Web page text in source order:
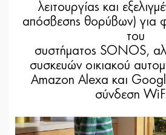
λειτουργίας και
απόσβεσης θορύβων) για
του
συστήματος SONOS,
συσκευών οικιακού
Amazon Alexa και
σύνδεση